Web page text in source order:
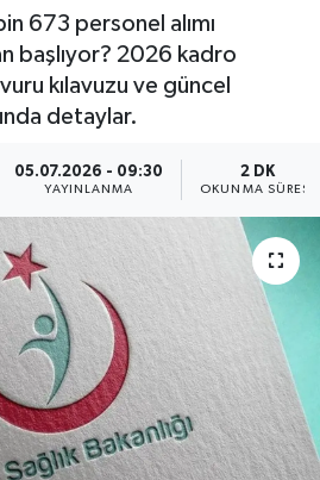
673 personel alımı
başlıyor? 2026 kadro
kılavuzu ve güncel
detaylar.
05.07.2026 - 09:30
YAYINLANMA
2 DK
OKUNMA SÜRESI